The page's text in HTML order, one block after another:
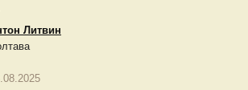
Литвин